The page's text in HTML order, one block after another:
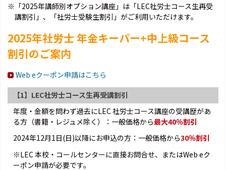
※「2025年講師別オプション講座」は「LEC社労士コース生再受
講割引」、「社労士受験生割引」がご利用いただけます。
2025年社労士 年金キーパー+中上級コース
割引のご案内
Web eクーポン申請はこちら
【1】LEC社労士コース生再受講割引
年度・金額を問わず過去にLEC 社労士コース講座の受講歴があ
る方（書籍・レジュメ除く）：一般価格から最大40％割引
2024年12月1日(日)以降にお申込の方：一般価格から30％割引
※LEC 本校・コールセンターに直接お問合せ、またはWeb eク
ーポン申請が必要です。